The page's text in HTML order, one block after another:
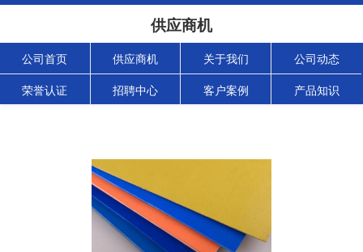
供应商机
公司首页 供应商机 关于我们 公司动态
荣誉认证 招聘中心 客户案例 产品知识